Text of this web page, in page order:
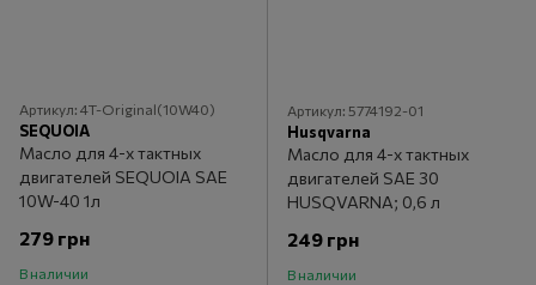
Артикул: 4T-Original(10W40)
SEQUOIA
Масло для 4-х тактных
двигателей SEQUOIA SAE
10W-40 1л
279 грн
В наличии
Артикул: 5774192-01
Husqvarna
Масло для 4-х тактных
двигателей SAE 30
HUSQVARNA; 0,6 л
249 грн
В наличии